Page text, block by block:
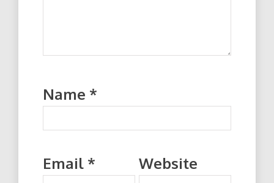
Name *
Email * Website